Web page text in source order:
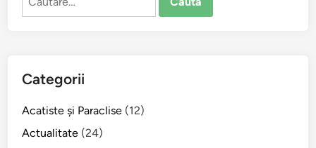
Categorii
Acatiste şi Paraclise (12)
Actualitate (24)